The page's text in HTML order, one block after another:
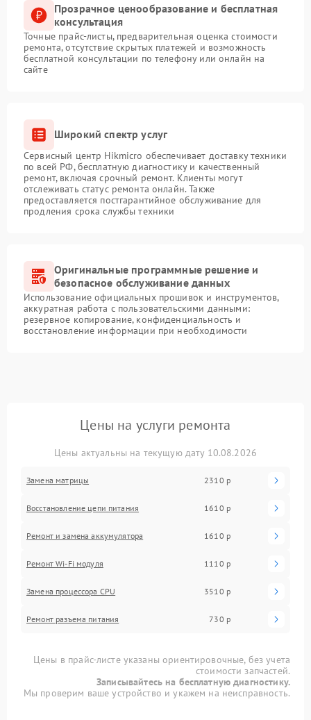
Прозрачное ценообразование и бесплатная
консультация
Точные прайс-листы, предварительная оценка стоимости
ремонта, отсутствие скрытых платежей и возможность
бесплатной консультации по телефону или онлайн на
сайте
Широкий спектр услуг
Сервисный центр Hikmicro обеспечивает доставку техники
по всей РФ, бесплатную диагностику и качественный
ремонт, включая срочный ремонт. Клиенты могут
отслеживать статус ремонта онлайн. Также
предоставляется постгарантийное обслуживание для
продления срока службы техники
Оригинальные программные решение и
безопасное обслуживание данных
Использование официальных прошивок и инструментов,
аккуратная работа с пользовательскими данными:
резервное копирование, конфиденциальность и
восстановление информации при необходимости
Цены на услуги ремонта
Цены актуальны на текущую дату 10.08.2026
Замена матрицы 2310 р
Восстановление цепи питания 1610 р
Ремонт и замена аккумулятора 1610 р
Ремонт Wi-Fi модуля 1110 р
Замена процессора CPU 3510 р
Ремонт разъема питания 730 р
Цены в прайс-листе указаны ориентировочные, без учета
стоимости запчастей.
Записывайтесь на бесплатную диагностику.
Мы проверим ваше устройство и укажем на неисправность.